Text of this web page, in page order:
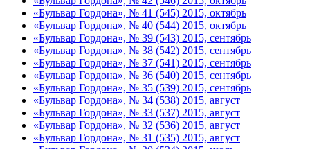
«Бульвар Гордона», № 41 (545) 2015, октябрь
«Бульвар Гордона», № 40 (544) 2015, октябрь
«Бульвар Гордона», № 39 (543) 2015, сентябрь
«Бульвар Гордона», № 38 (542) 2015, сентябрь
«Бульвар Гордона», № 37 (541) 2015, сентябрь
«Бульвар Гордона», № 36 (540) 2015, сентябрь
«Бульвар Гордона», № 35 (539) 2015, сентябрь
«Бульвар Гордона», № 34 (538) 2015, август
«Бульвар Гордона», № 33 (537) 2015, август
«Бульвар Гордона», № 32 (536) 2015, август
«Бульвар Гордона», № 31 (535) 2015, август